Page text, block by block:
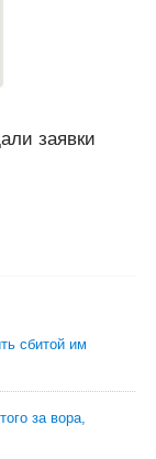
заявки
сбитой им
за вора,